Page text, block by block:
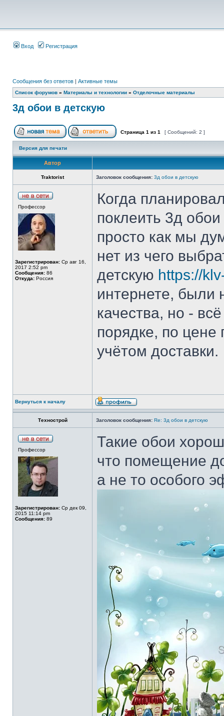
Вход Регистрация
Сообщения без ответов | Активные темы
Список форумов » Материалы и технологии » Отделочные материалы
3д обои в детскую
Страница 1 из 1 [ Сообщений: 2 ]
Версия для печати
Автор
Traktorist Заголовок сообщения: 3д обои в детскую
Профессор
Зарегистрирован: Ср авг 16,
2017 2:52 pm
Сообщения: 86
Откуда: Россия
Когда
поклеить 3д
просто как мы
нет из чего
детскую https://
интернете, были
качества, но -
порядке, по
учётом доставки.
Вернуться к началу
Технострой Заголовок сообщения: Re: 3д обои в детскую
Профессор
Зарегистрирован: Ср дек 09,
2015 11:14 pm
Сообщения: 89
Такие обои
что помещение
а не то особого